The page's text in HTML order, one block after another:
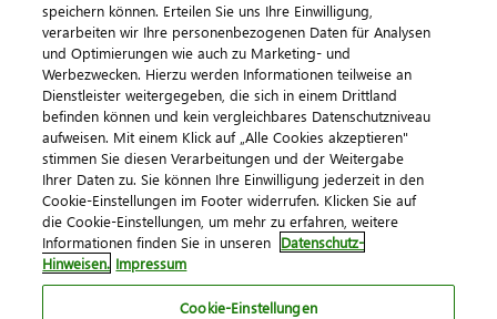
© 2026 DATEV eG
ImpressumDatenschutzAGB Kontakt
Cookie-Einstellungen
speichern können. Erteilen Sie uns Ihre Einwilligung,
verarbeiten wir Ihre personenbezogenen Daten für Analysen
und Optimierungen wie auch zu Marketing- und
Werbezwecken. Hierzu werden Informationen teilweise an
Dienstleister weitergegeben, die sich in einem Drittland
befinden können und kein vergleichbares Datenschutzniveau
aufweisen. Mit einem Klick auf „Alle Cookies akzeptieren"
stimmen Sie diesen Verarbeitungen und der Weitergabe
Ihrer Daten zu. Sie können Ihre Einwilligung jederzeit in den
Cookie-Einstellungen im Footer widerrufen. Klicken Sie auf
die Cookie-Einstellungen, um mehr zu erfahren, weitere
Informationen finden Sie in unseren Datenschutz-
Hinweisen. Impressum
Cookie-Einstellungen